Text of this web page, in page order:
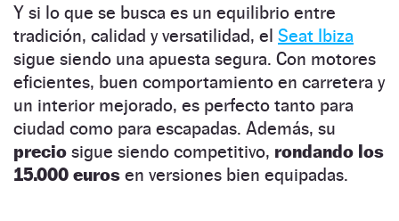
Y si lo que se busca es un equilibrio entre
tradición, calidad y versatilidad, el Seat Ibiza
sigue siendo una apuesta segura. Con motores
eficientes, buen comportamiento en carretera y
un interior mejorado, es perfecto tanto para
ciudad como para escapadas. Además, su
precio sigue siendo competitivo, rondando los
15.000 euros en versiones bien equipadas.